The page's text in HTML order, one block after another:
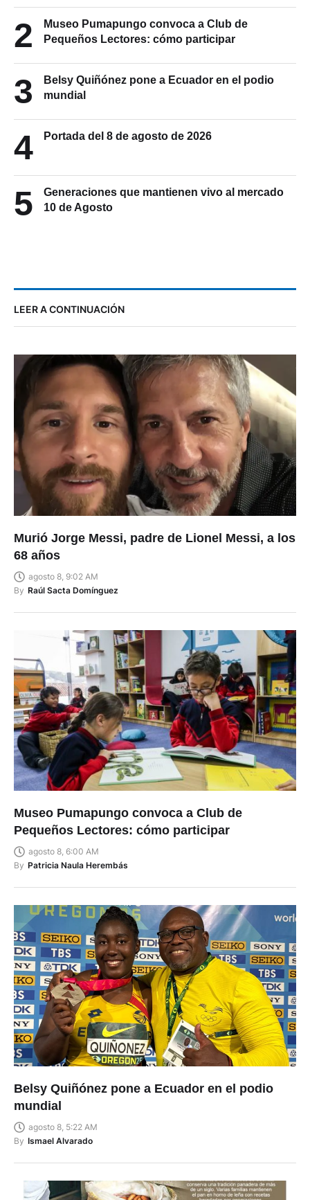
2
Museo Pumapungo convoca a Club de
Pequeños Lectores: cómo participar
3
Belsy Quiñónez pone a Ecuador en el podio
mundial
4 Portada del 8 de agosto de 2026
5
Generaciones que mantienen vivo al mercado
10 de Agosto
LEER A CONTINUACIÓN
Murió Jorge Messi, padre de Lionel Messi, a los
68 años
agosto 8, 9:02 AM
By Raúl Sacta Domínguez
Museo Pumapungo convoca a Club de
Pequeños Lectores: cómo participar
agosto 8, 6:00 AM
By Patricia Naula Herembás
Belsy Quiñónez pone a Ecuador en el podio
mundial
agosto 8, 5:22 AM
By Ismael Alvarado